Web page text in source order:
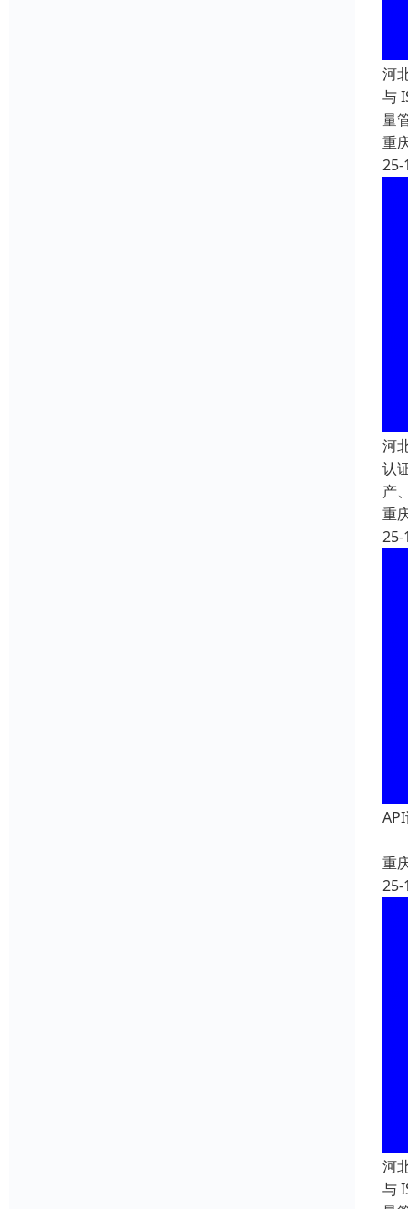
河
与
量
重
25-
河
认
产
重
25-
重
25-
河
与